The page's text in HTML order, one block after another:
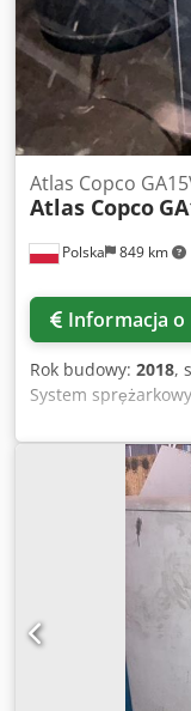
Polska 849 km
Atlas Copco
Atlas Copco
Informacja o
Rok budowy: 2018,
System
Atlas Copco
wynoszącą 15 kW i
Wyposażony jest
dzięki czemu
szukasz wysokiej
zakup maszyny
sprzedaży.
informacji. • Moc
Wyposażenie
zestawie zbiornik o